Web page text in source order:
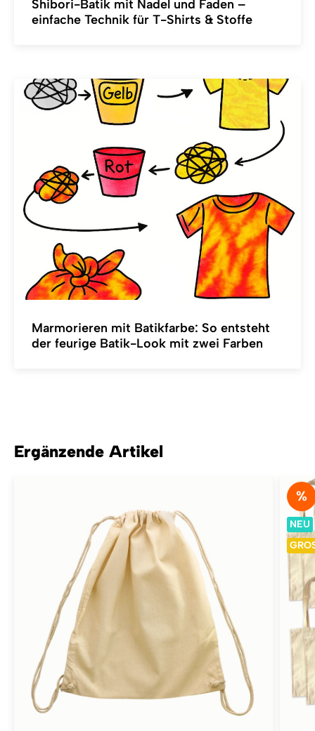
Shibori-Batik mit Nadel und Faden –
einfache Technik für T-Shirts & Stoffe
Marmorieren mit Batikfarbe: So entsteht
der feurige Batik-Look mit zwei Farben
Ergänzende Artikel
%
NEU